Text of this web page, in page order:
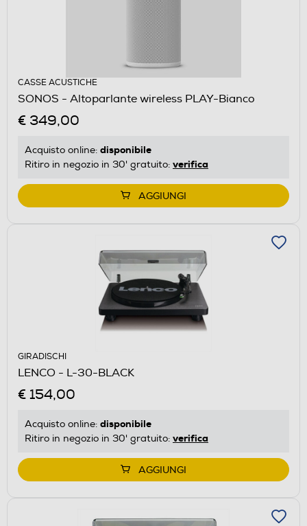
CASSE ACUSTICHE
SONOS - Altoparlante wireless PLAY-Bianco
€ 349,00
Acquisto online: disponibile
Ritiro in negozio in 30' gratuito: verifica
AGGIUNGI
GIRADISCHI
LENCO - L-30-BLACK
€ 154,00
Acquisto online: disponibile
Ritiro in negozio in 30' gratuito: verifica
AGGIUNGI